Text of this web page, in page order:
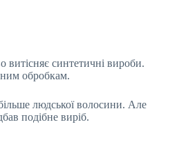
витісняє синтетичні вироби.
обробкам.
людської волосини. Але
подібне виріб.